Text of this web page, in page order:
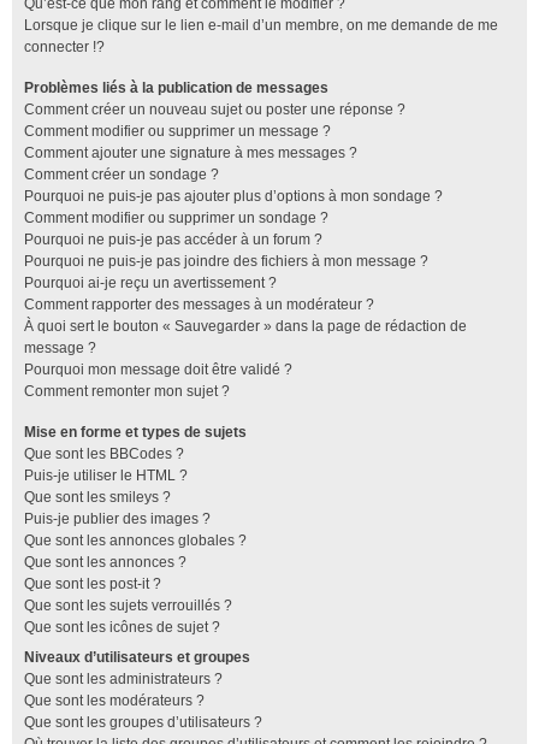
Qu’est-ce que mon rang et comment le modifier ?
Lorsque je clique sur le lien e-mail d’un membre, on me demande de me
connecter !?
Problèmes liés à la publication de messages
Comment créer un nouveau sujet ou poster une réponse ?
Comment modifier ou supprimer un message ?
Comment ajouter une signature à mes messages ?
Comment créer un sondage ?
Pourquoi ne puis-je pas ajouter plus d’options à mon sondage ?
Comment modifier ou supprimer un sondage ?
Pourquoi ne puis-je pas accéder à un forum ?
Pourquoi ne puis-je pas joindre des fichiers à mon message ?
Pourquoi ai-je reçu un avertissement ?
Comment rapporter des messages à un modérateur ?
À quoi sert le bouton « Sauvegarder » dans la page de rédaction de
message ?
Pourquoi mon message doit être validé ?
Comment remonter mon sujet ?
Mise en forme et types de sujets
Que sont les BBCodes ?
Puis-je utiliser le HTML ?
Que sont les smileys ?
Puis-je publier des images ?
Que sont les annonces globales ?
Que sont les annonces ?
Que sont les post-it ?
Que sont les sujets verrouillés ?
Que sont les icônes de sujet ?
Niveaux d’utilisateurs et groupes
Que sont les administrateurs ?
Que sont les modérateurs ?
Que sont les groupes d’utilisateurs ?